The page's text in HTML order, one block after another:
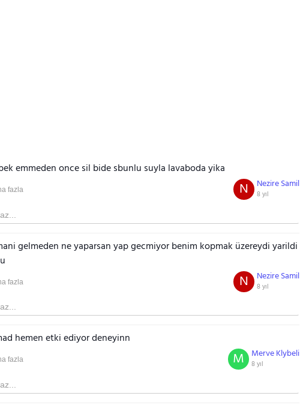
emmeden once sil bide sbunlu suyla lavaboda yika
fazla Nezire Samil
8 yıl
N
gelmeden ne yaparsan yap gecmiyor benim kopmak üzereydi yarildi
fazla Nezire Samil
8 yıl
N
hemen etki ediyor deneyinn
fazla Merve Klybeli
8 yıl
M